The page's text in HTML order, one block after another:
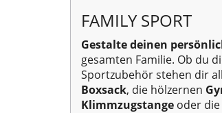
FAMILY SPORT
Gestalte deinen
gesamten Familie. Ob du
Sportzubehör stehen dir
Boxsack, die hölzernen
Klimmzugstange oder die